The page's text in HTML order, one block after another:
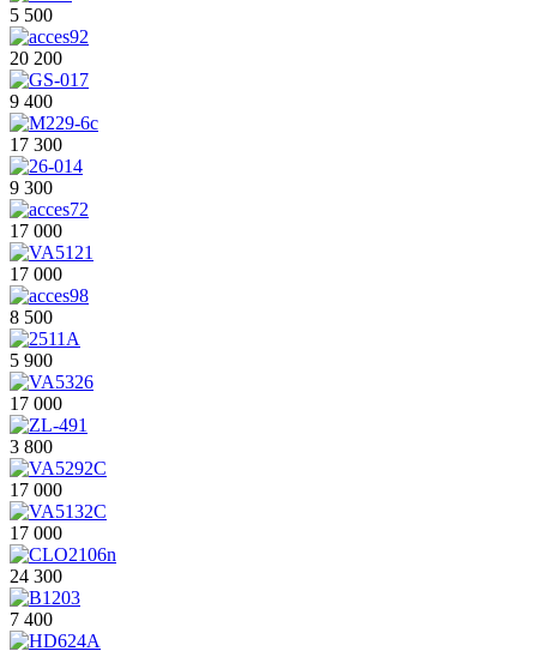
5 500
20 200
9 400
17 300
9 300
17 000
17 000
8 500
5 900
17 000
3 800
17 000
17 000
24 300
7 400